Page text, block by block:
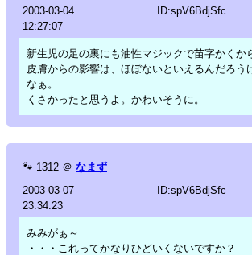
2003-03-04
12:27:07
ID:spV6BdjSfc
新生児の足の裏にも油性マジックで苗字かくか
皮膚からの影響は、ほぼないといえるんだろう
なぁ。
くさかったと思うよ。かわいそうに。
🐾 1312 ＠ なまず
2003-03-07
23:34:23
ID:spV6BdjSfc
みみがぁ～
・・・これってかなりひどいくないですか？